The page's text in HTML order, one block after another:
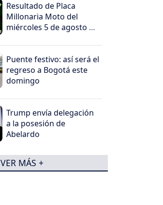
Resultado de Placa
Millonaria Moto del
miércoles 5 de agosto de
Puente festivo: así será el
regreso a Bogotá este
domingo
Trump envía delegación
a la posesión de
Abelardo
VER MÁS +